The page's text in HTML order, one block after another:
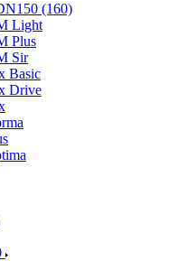
(160)
Light
Plus
Sir
Basic
Drive